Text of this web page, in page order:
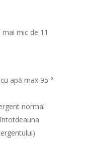
mic de 11
apă max 95 °
normal